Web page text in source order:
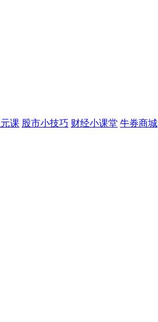
课 股市小技巧 财经小课堂 牛券商城